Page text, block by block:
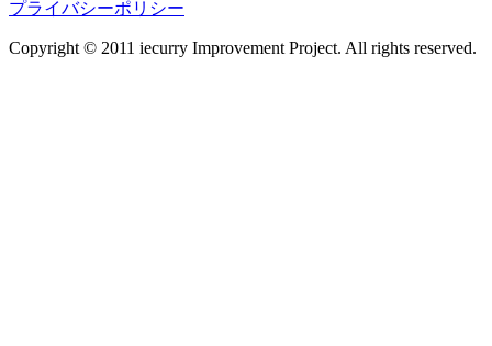
プライバシーポリシー
Copyright © 2011 iecurry Improvement Project. All rights reserved.